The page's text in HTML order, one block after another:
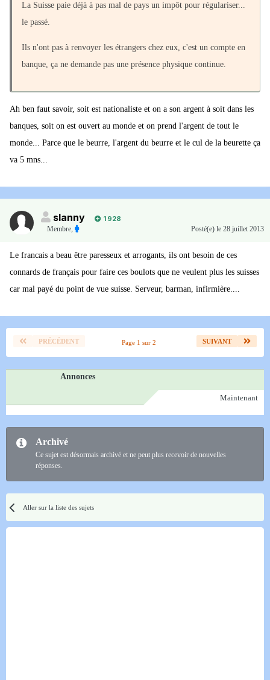
La Suisse paie déjà à pas mal de pays un impôt pour régulariser...
le passé.
Ils n'ont pas à renvoyer les étrangers chez eux, c'est un compte en
banque, ça ne demande pas une présence physique continue.
Ah ben faut savoir, soit est nationaliste et on a son argent à soit dans les
banques, soit on est ouvert au monde et on prend l'argent de tout le
monde... Parce que le beurre, l'argent du beurre et le cul de la beurette ça
va 5 mns...
slanny
1 928
Membre, Posté(e) le 28 juillet 2013
Le francais a beau être paresseux et arrogants, ils ont besoin de ces
connards de français pour faire ces boulots que ne veulent plus les suisses
car mal payé du point de vue suisse. Serveur, barman, infirmière....
PRÉCÉDENT SUIVANT
Page 1 sur 2
Annonces
Maintenant
Archivé
Ce sujet est désormais archivé et ne peut plus recevoir de nouvelles
réponses.
Aller sur la liste des sujets